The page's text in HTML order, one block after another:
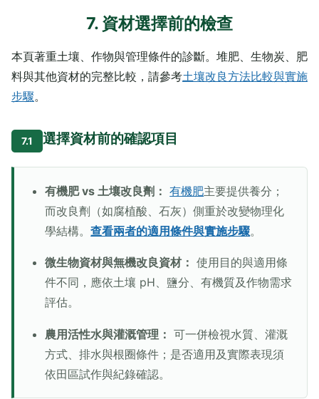
7. 資材選擇前的檢查
本頁著重土壤、作物與管理條件的診斷。堆肥、生物炭、肥
料與其他資材的完整比較，請參考土壤改良方法比較與實施
步驟。
7.1 選擇資材前的確認項目
有機肥 vs 土壤改良劑： 有機肥主要提供養分；
而改良劑（如腐植酸、石灰）側重於改變物理化
學結構。查看兩者的適用條件與實施步驟。
微生物資材與無機改良資材： 使用目的與適用條
件不同，應依土壤 pH、鹽分、有機質及作物需求
評估。
農用活性水與灌溉管理： 可一併檢視水質、灌溉
方式、排水與根圈條件；是否適用及實際表現須
依田區試作與紀錄確認。